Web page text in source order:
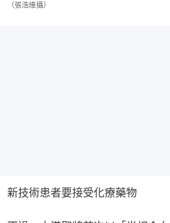
（張浩維攝）
新技術患者要接受化療藥物